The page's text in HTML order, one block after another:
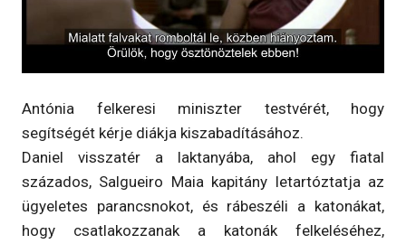
Antónia felkeresi miniszter testvérét, hogy
segítségét kérje diákja kiszabadításához.
Daniel visszatér a laktanyába, ahol egy fiatal
százados, Salgueiro Maia kapitány letartóztatja az
ügyeletes parancsnokot, és rábeszéli a katonákat,
hogy csatlakozzanak a katonák felkeléséhez,